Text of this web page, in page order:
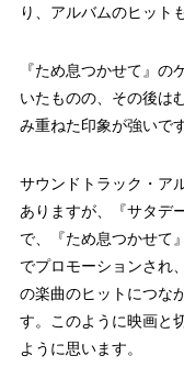
り、アルバムのヒット
『ため息つかせて』
いたものの、その後は
み重ねた印象が強いです
サウンドトラック・ア
ありますが、『サタデ
で、『ため息つかせて
でプロモーションされ
の楽曲のヒットにつな
す。このように映画と
ように思います。